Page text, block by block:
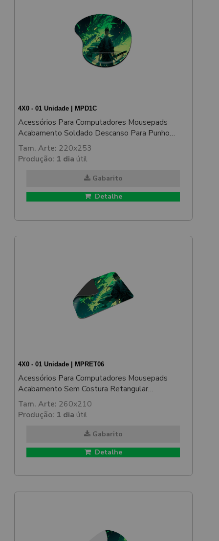
4X0 - 01 Unidade | MPD1C
Acessórios Para Computadores Mousepads
Acabamento Soldado Descanso Para Punho
200x253mm
Tam. Arte: 220x253
Produção: 1 dia útil
Gabarito
Detalhe
4X0 - 01 Unidade | MPRET06
Acessórios Para Computadores Mousepads
Acabamento Sem Costura Retangular
250x200mm
Tam. Arte: 260x210
Produção: 1 dia útil
Gabarito
Detalhe